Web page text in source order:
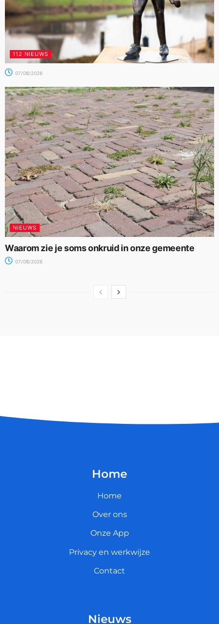
112 NIEUWS
07/08/2026
NIEUWS
Waarom zie je soms onkruid in onze gemeente
07/08/2026
Home
Home
Over ons
Onze App
Privacy en werkwijze
Contact
Nieuws